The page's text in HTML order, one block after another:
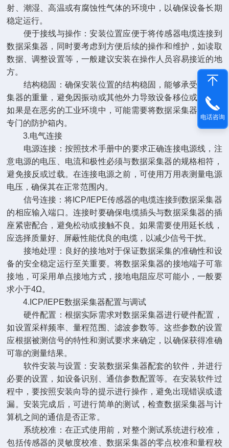
射、潮湿、高温或有腐蚀性气体的环境中，以确保设备长期
稳定运行。
便于接线与操作：安装位置应便于将传感器电缆连接到
数据采集器，同时要考虑到方便后续的操作和维护，如读取
数据、调整设置等，一般建议安装在操作人员容易接近的地
方。
结构稳固：确保安装位置的结构稳固，能够承受数据采
集器的重量，避免因振动或其他外力导致设备移位或损坏。
如果是在恶劣的工业环境中，可能需要将数据采集器安装在
专门的防护箱内。
3.电气连接
电源连接：按照技术手册中的要求正确连接电源线，注
意电源的电压、电流和极性必须与数据采集器的规格相符，
避免接反或过载。在连接电源之前，可使用万用表测量电源
电压，确保其在正常范围内。
信号连接：将ICP/IEPE传感器的电缆连接到数据采集器
的相应输入端口。连接时要确保电缆插头与数据采集器的插
座紧密配合，避免松动或接触不良。如果需要使用延长线，
应选择质量好、屏蔽性能优良的电缆，以减少信号干扰。
接地处理：良好的接地对于保证数据采集的准确性和设
备的安全稳定运行至关重要。将数据采集器的接地端子可靠
接地，可采用单点接地方式，接地电阻应尽可能小，一般要
求小于4Ω。
4.ICP/IEPE数据采集器配置与调试
硬件配置：根据实际需求对数据采集器进行硬件配置，
如设置采样频率、量程范围、滤波参数等。这些参数的设置
应根据被测信号的特性和测试要求来确定，以确保获得准确
可靠的测量结果。
软件安装与设置：安装数据采集器配套的软件，并进行
必要的设置，如设备识别、通信参数配置等。在安装软件过
程中，要按照安装向导的提示进行操作，避免出现错误或遗
漏。安装完成后，可进行简单的测试，检查数据采集器与计
算机之间的通信是否正常。
系统校准：在正式使用前，对整个测试系统进行校准，
包括传感器的灵敏度校准、数据采集器的零点校准和量程校
电话咨询